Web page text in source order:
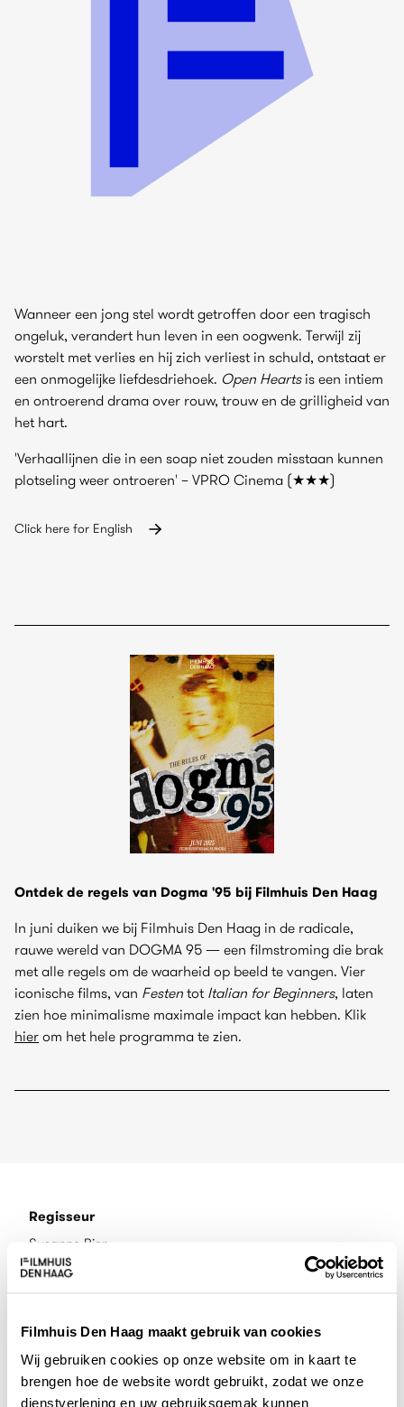
Filmhuis Den Haag maakt gebruik van cookies
Wij gebruiken cookies op onze website om in kaart te
brengen hoe de website wordt gebruikt, zodat we onze
dienstverlening en uw gebruiksgemak kunnen
Wanneer een jong stel wordt getroffen door een tragisch
ongeluk, verandert hun leven in een oogwenk. Terwijl zij
worstelt met verlies en hij zich verliest in schuld, ontstaat er
een onmogelijke liefdesdriehoek. Open Heartsis een intiem
en ontroerend drama over rouw, trouw en de grilligheid van
het hart.
'Verhaallijnen die in een soap niet zouden misstaan kunnen
plotseling weer ontroeren' – VPRO Cinema (★★★)
Click here for English
Ontdek de regels van Dogma '95 bij Filmhuis Den Haag
In juni duiken we bij Filmhuis Den Haag in de radicale,
rauwe wereld van DOGMA 95 — een filmstroming die brak
met alle regels om de waarheid op beeld te vangen. Vier
iconische films, van Festen tot Italian for Beginners, laten
zien hoe minimalisme maximale impact kan hebben. Klik
hier om het hele programma te zien.
Regisseur
Susanne Bier
Land
Denemarken